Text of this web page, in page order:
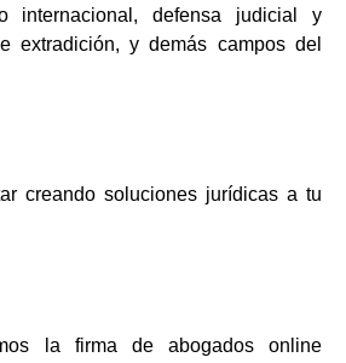
internacional, defensa judicial y
extradición, y demás campos del
creando soluciones jurídicas a tu
la firma de abogados online